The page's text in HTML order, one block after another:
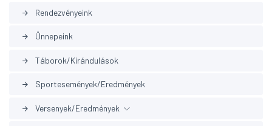
arrow_forward Rendezvényeink
arrow_forward Ünnepeink
arrow_forward Táborok/Kirándulások
arrow_forward Sportesemények/Eredmények
arrow_forward Versenyek/Eredmények